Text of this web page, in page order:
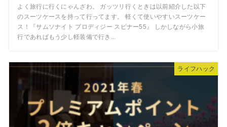
よく旅行に行くにゃんざわ。 ガッツリ行くときは以前紹介した以下
のスーツケースを持って行ってます。 軽くて使いやすいスーツケー
ス！『サムソナイト プロディジー スピナー55』 しかしながら小旅
行であればもう少し軽装備で行き...
ライフハック